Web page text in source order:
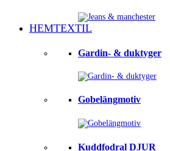
HEMTEXTIL
Gardin- & duktyger
Gobelängmotiv
Kuddfodral DJUR